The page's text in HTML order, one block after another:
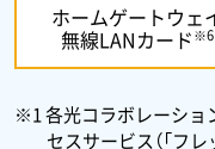
ホームゲートウェ
無線LANカード※6
※1 各光コラボレーショ
セスサービス（「フ